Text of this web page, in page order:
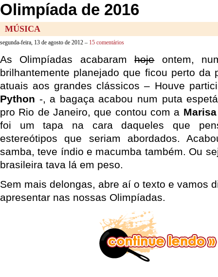
Olimpíada de 2016
MÚSICA
segunda-feira, 13 de agosto de 2012 – 15 comentários
As Olimpíadas acabaramhojeontem,
brilhantemente planejado que ficou perto da
atuais aos grandes clássicos – Houve
Python -, a bagaça acabou num puta
pro Rio de Janeiro, que contou com a
foi um tapa na cara daqueles que
estereótipos que seriam abordados.
samba, teve índio e macumba também. Ou
brasileira tava lá em peso.
Sem mais delongas, abre aí o texto e vamos
apresentar nas nossas Olimpíadas.